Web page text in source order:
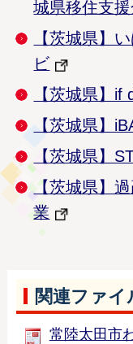
城県移住支援
【茨城県】
ビ
【茨城県】if
【茨城県】
【茨城県】
【茨城県】
業
関連ファ
常陸太田市